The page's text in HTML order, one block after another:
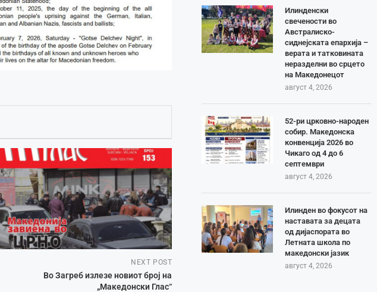
NEXT POST
Во Загреб излезе новиот број на
„Македонски Глас“
Илинденски
свечености во
Австралиско-
сиднејската епархија –
верата и татковината
неразделни во срцето
на Македонецот
август 4, 2026
52-ри црковно-народен
собир. Македонска
конвенција 2026 во
Чикаго од 4 до 6
септември
август 4, 2026
Илинден во фокусот на
наставата за децата
од дијаспората во
Летната школа по
македонски јазик
август 4, 2026